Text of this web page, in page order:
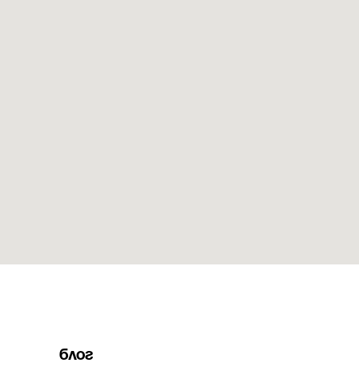
блог